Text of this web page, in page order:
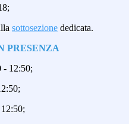
sottosezione dedicata.
PRESENZA
- 12:50;